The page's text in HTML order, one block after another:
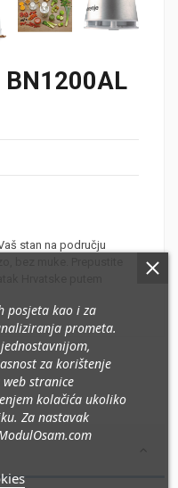
stan na području
Hrvatske putem
posjeta kao i za
prometa.
za korištenje
stranice
kolačića ukoliko
Za nastavak